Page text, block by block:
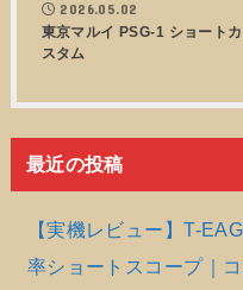
2026.05.02
東京マルイ PSG-1 ショートカ
スタム
最近の投稿
【実機レビュー】T-
率ショートスコープ｜